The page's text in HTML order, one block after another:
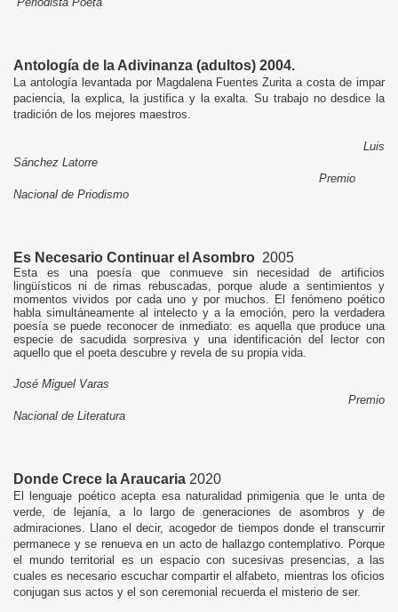
Antología de la Adivinanza (adultos) 2004.
La antología levantada por Magdalena Fuentes Zurita a costa de impar
paciencia, la explica, la justifica y la exalta. Su trabajo no desdice la
tradición de los mejores maestros.
Luis
Sánchez Latorre
Premio
Nacional de Priodismo
Es Necesario Continuar el Asombro 2005
Esta es una poesía que conmueve sin necesidad de artificios
lingüísticos ni de rimas rebuscadas, porque alude a sentimientos y
momentos vividos por cada uno y por muchos. El fenómeno poético
habla simultáneamente al intelecto y a la emoción, pero la verdadera
poesía se puede reconocer de inmediato: es aquella que produce una
especie de sacudida sorpresiva y una identificación del lector con
aquello que el poeta descubre y revela de su propia vida.
José Miguel Varas
Premio
Nacional de Literatura
Donde Crece la Araucaria 2020
El lenguaje poético acepta esa naturalidad primigenia que le unta de
verde, de lejanía, a lo largo de generaciones de asombros y de
admiraciones. Llano el decir, acogedor de tiempos donde el transcurrir
permanece y se renueva en un acto de hallazgo contemplativo. Porque
el mundo territorial es un espacio con sucesivas presencias, a las
cuales es necesario escuchar compartir el alfabeto, mientras los oficios
conjugan sus actos y el son ceremonial recuerda el misterio de ser.